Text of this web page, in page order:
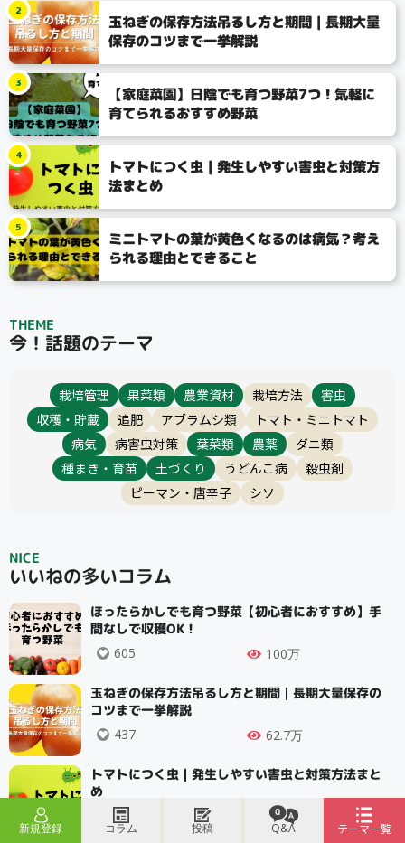
新規登録 コラム 投稿 Q&A テーマ一覧
玉ねぎの保存方法吊るし方と期間｜長期大量
保存のコツまで一挙解説
2
【家庭菜園】日陰でも育つ野菜7つ！気軽に
育てられるおすすめ野菜
3
トマトにつく虫｜発生しやすい害虫と対策方
法まとめ
4
ミニトマトの葉が黄色くなるのは病気？考え
られる理由とできること
5
THEME
今！話題のテーマ
栽培管理 果菜類 農業資材 栽培方法
害虫
収穫・貯蔵
追肥 アブラムシ類
トマト・ミニトマト
病気
病害虫対策 葉菜類 農薬
ダニ類
種まき・育苗
土づくり うどんこ病
殺虫剤
ピーマン・唐辛子
シソ
NICE
いいねの多いコラム
ほったらかしでも育つ野菜【初心者におすすめ】手
間なしで収穫OK！
605 100万
玉ねぎの保存方法吊るし方と期間｜長期大量保存の
コツまで一挙解説
437 62.7万
トマトにつく虫｜発生しやすい害虫と対策方法まと
め
271 31.1万